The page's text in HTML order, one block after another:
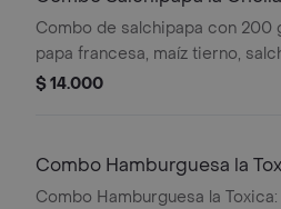
Combo de salchipapa con 200
papa francesa, maíz tierno,
carne desmechada de cerdo,
$ 14.000
Combo Hamburguesa la
Combo Hamburguesa la Toxica: